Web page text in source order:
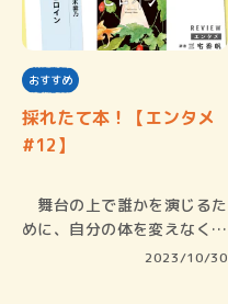
おすすめ
採れたて本！【エンタメ
#12】
舞台の上で誰かを演じるた
めに、自分の体を変えなくて
2023/10/30